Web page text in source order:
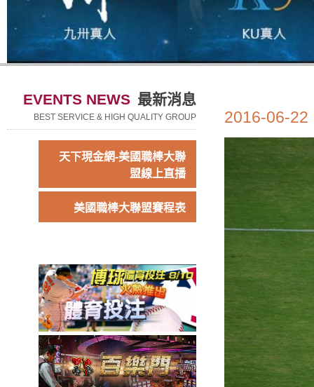
EVENTS NEWS 最新消息
BEST SERVICE & HIGH QUALITY GROUP
天下現金網-美國職棒大聯
盟線上直播
美國職棒大聯盟賽程表
2016-06-22